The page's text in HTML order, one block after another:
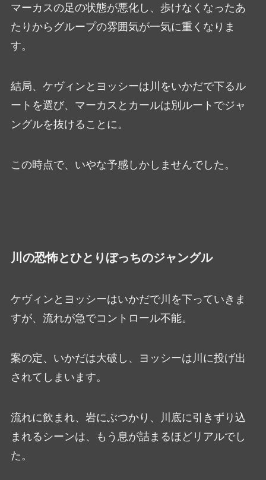
マーカスの足の状態が悪化し、歩けなくなったあ
たりからグループの雰囲気が一気に重くなりま
す。
結局、ケヴィンとヨッシーは川をいかだで下るル
ートを選び、マーカスとカールは別ルートでジャ
ングルを抜けることに。
この時点で、いやな予感しかしませんでした。
川の恐怖とひとりぼっちのジャングル
ケヴィンとヨッシーはいかだで川を下っていきま
すが、流れが急でコントロール不能。
案の定、いかだは大破し、ヨッシーは川に投げ出
されてしまいます。
流れに飲まれ、岩にぶつかり、川底に引きずり込
まれるシーンは、もう息が詰まるほどリアルでし
た。